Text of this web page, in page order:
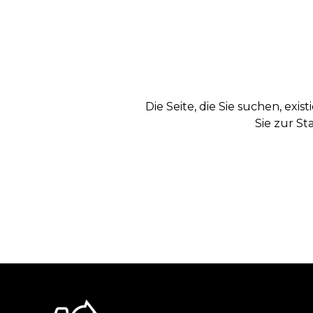
Die Seite, die Sie suchen,
Sie zur